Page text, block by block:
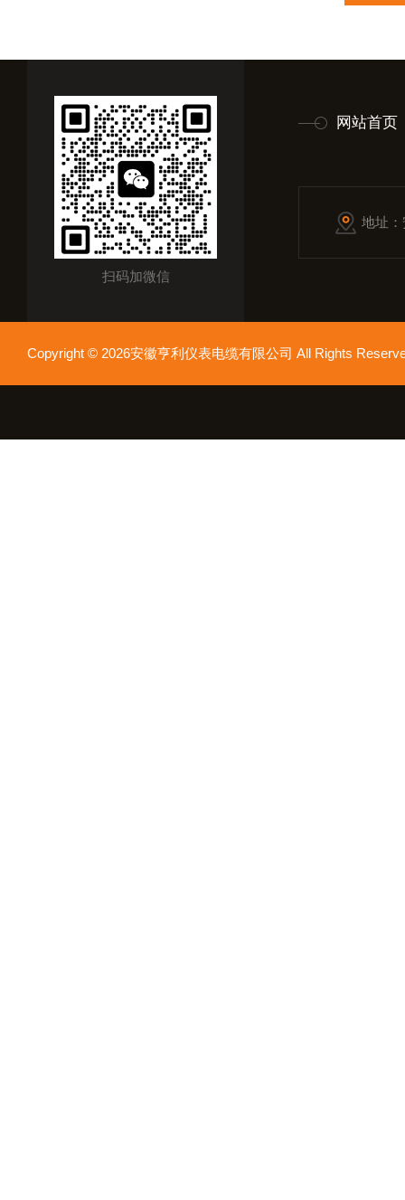
扫码加微信
网站首页
地址
Copyright © 2026安徽亨利仪表电缆有限公司 All Rights